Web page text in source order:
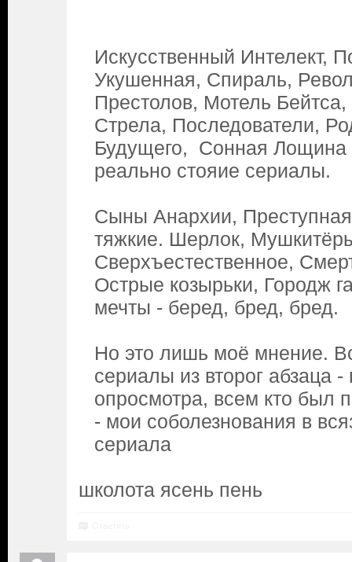
Искусственный Интелект,
Укушенная, Спираль,
Престолов, Мотель
Стрела, Последователи,
Будущего, Сонная Лощина
реально стояие сериалы.
Сыны Анархии,
тяжкие. Шерлок,
Сверхъестественное,
Острые козырьки, Городж
мечты - беред, бред, бред.
Но это лишь моё мнение.
сериалы из второг абзаца -
опросмотра, всем кто был
- мои соболезнования в
сериала
школота ясень пень